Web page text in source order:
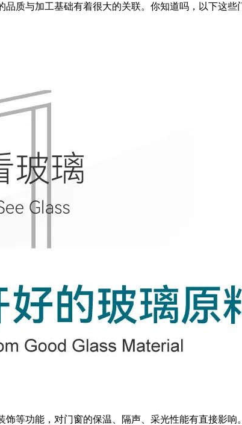
质与加工基础有着很大的关联。你知道吗，以下这些
等功能，对门窗的保温、隔声、采光性能有直接影